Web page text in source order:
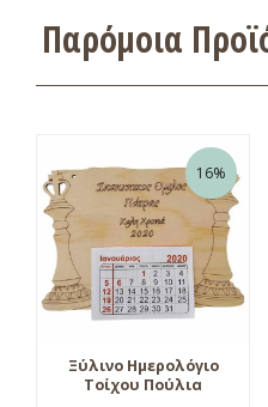
Παρόμοια
16%
Ξύλινο Ημερολόγιο
Τοίχου Πούλια